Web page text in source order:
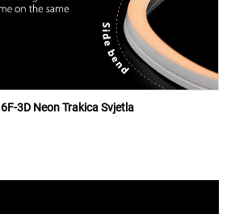
3D Neon Trakica Svjetla